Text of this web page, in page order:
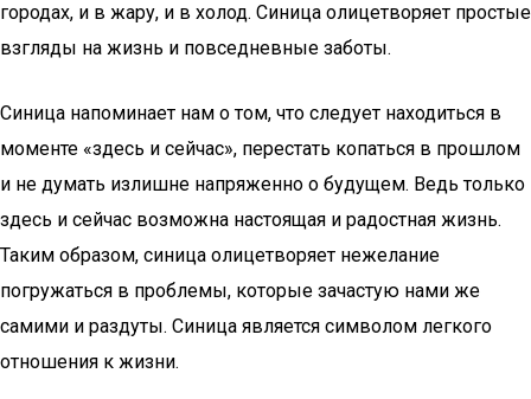
городах, и в жару, и в холод. Синица олицетворяет простые
взгляды на жизнь и повседневные заботы.
Синица напоминает нам о том, что следует находиться в
моменте «здесь и сейчас», перестать копаться в прошлом
и не думать излишне напряженно о будущем. Ведь только
здесь и сейчас возможна настоящая и радостная жизнь.
Таким образом, синица олицетворяет нежелание
погружаться в проблемы, которые зачастую нами же
самими и раздуты. Синица является символом легкого
отношения к жизни.